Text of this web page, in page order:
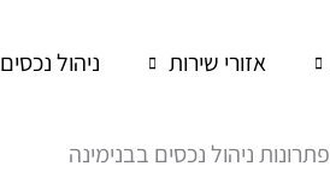
אזורי שירות ניהול נכסים
פתרונות ניהול נכסים בבנימינה